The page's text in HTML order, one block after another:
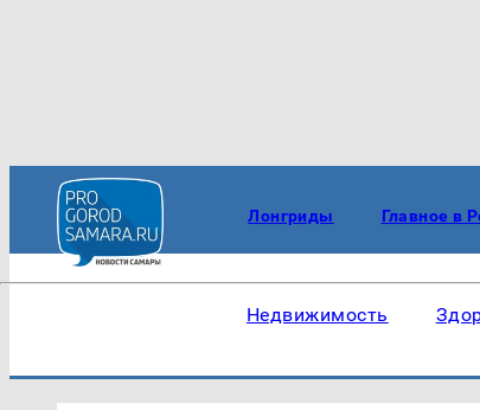
Лонгриды Главное в
Недвижимость